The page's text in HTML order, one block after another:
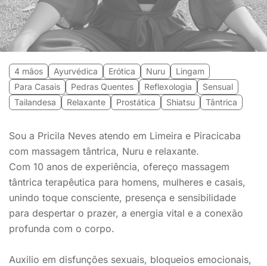
4 mãos Ayurvédica Erótica Nuru
Lingam
Para Casais
Pedras Quentes Reflexologia
Sensual
Tailandesa
Relaxante Prostática Shiatsu Tântrica
Sou a Pricila Neves atendo em Limeira e Piracicaba
com massagem tântrica, Nuru e relaxante.
Com 10 anos de experiência, ofereço massagem
tântrica terapêutica para homens, mulheres e casais,
unindo toque consciente, presença e sensibilidade
para despertar o prazer, a energia vital e a conexão
profunda com o corpo.
Auxilio em disfunções sexuais, bloqueios emocionais,